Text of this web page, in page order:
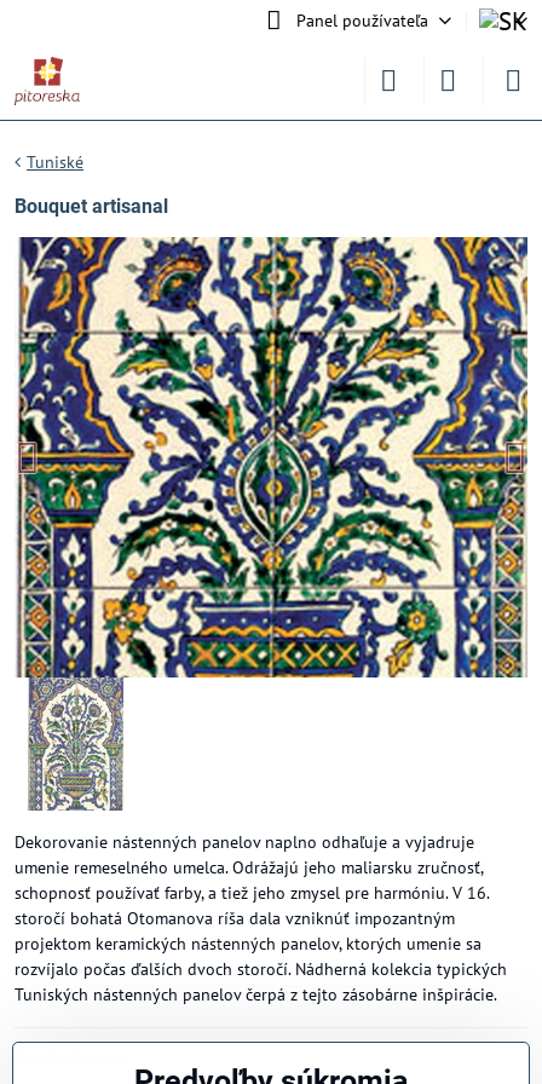
Panel používateľa
Tuniské
Bouquet artisanal
Dekorovanie nástenných panelov naplno odhaľuje a vyjadruje
umenie remeselného umelca. Odrážajú jeho maliarsku zručnosť,
schopnosť používať farby, a tiež jeho zmysel pre harmóniu. V 16.
storočí bohatá Otomanova ríša dala vzniknúť impozantným
projektom keramických nástenných panelov, ktorých umenie sa
rozvíjalo počas ďalších dvoch storočí. Nádherná kolekcia typických
Tuniských nástenných panelov čerpá z tejto zásobárne inšpirácie.